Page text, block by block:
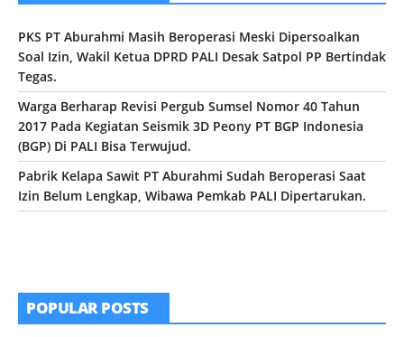
PKS PT Aburahmi Masih Beroperasi Meski Dipersoalkan
Soal Izin, Wakil Ketua DPRD PALI Desak Satpol PP Bertindak
Tegas.
Warga Berharap Revisi Pergub Sumsel Nomor 40 Tahun
2017 Pada Kegiatan Seismik 3D Peony PT BGP Indonesia
(BGP) Di PALI Bisa Terwujud.
Pabrik Kelapa Sawit PT Aburahmi Sudah Beroperasi Saat
Izin Belum Lengkap, Wibawa Pemkab PALI Dipertarukan.
POPULAR POSTS